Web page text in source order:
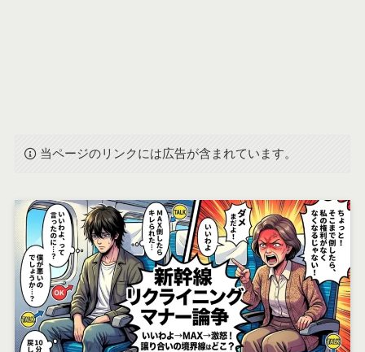
当ページのリンクには広告が含まれています。